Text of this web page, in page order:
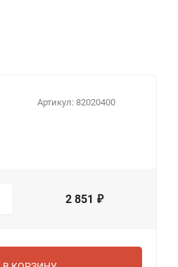
Артикул: 82020400
2 851 ₽